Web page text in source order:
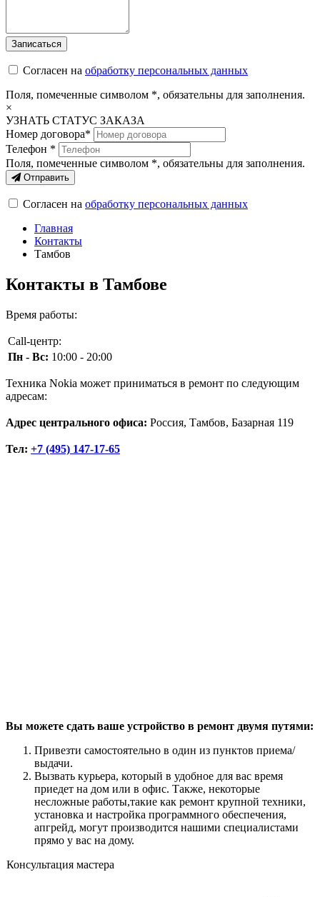
Согласен на обработку персональных данных
Поля, помеченные символом *, обязательны для заполнения.
×
УЗНАТЬ СТАТУС ЗАКАЗА
Номер договора*
Телефон *
Поля, помеченные символом *, обязательны для заполнения.
Отправить
Согласен на обработку персональных данных
Главная
Контакты
Тамбов
Контакты в Тамбове
Время работы:
Call-центр:
Пн - Вс: 10:00 - 20:00
Техника Nokia может приниматься в ремонт по следующим
адресам:
Адрес центрального офиса: Россия, Тамбов, Базарная 119
Тел: +7 (495) 147-17-65
Вы можете сдать ваше устройство в ремонт двумя путями:
Привезти самостоятельно в один из пунктов приема/
выдачи.
Вызвать курьера, который в удобное для вас время
приедет на дом или в офис. Также, некоторые
несложные работы,такие как ремонт крупной техники,
установка и настройка программного обеспечения,
апгрейд, могут производится нашими специалистами
прямо у вас на дому.
Консультация мастера